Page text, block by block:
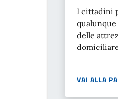
I cittadini
delle
VAI ALLA